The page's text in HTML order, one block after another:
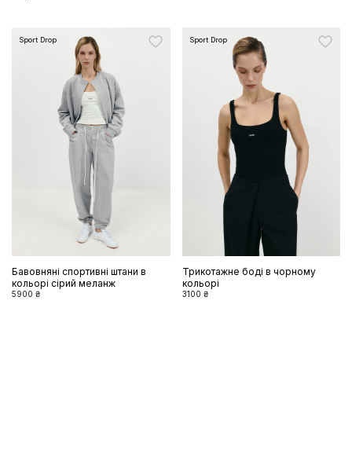
Sport Drop
Бавовняні спортивні штани в
кольорі сірий меланж
5900 ₴
Sport Drop
Трикотажне боді в чорному
кольорі
3100 ₴